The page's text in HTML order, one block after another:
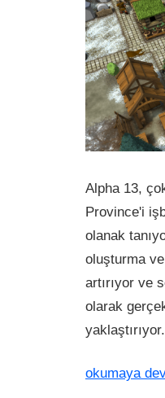
Alpha 13,
Province'i
olanak
oluşturma
artırıyor ve
olarak
yaklaştırıyor.
okumaya